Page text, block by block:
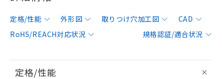
定格/性能 外形図 取りつけ穴加工図
CAD
RoHS/REACH対応状況
規格認証/適合状況
定格/性能